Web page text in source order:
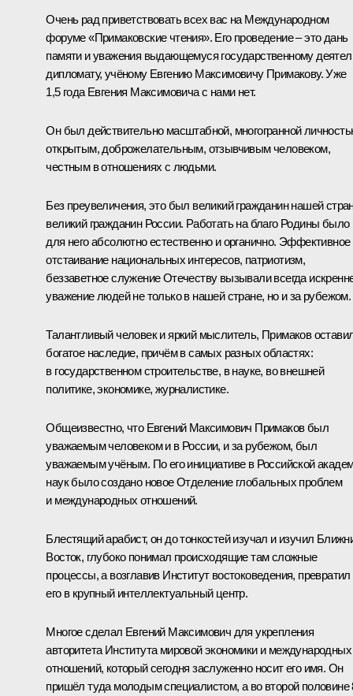
Очень рад приветствовать всех вас на Международном
форуме «Примаковские чтения». Его проведение – это дань
памяти и уважения выдающемуся государственному
дипломату, учёному Евгению Максимовичу Примакову. Уже
1,5 года Евгения Максимовича с нами нет.
Он был действительно масштабной, многогранной
открытым, доброжелательным, отзывчивым человеком,
честным в отношениях с людьми.
Без преувеличения, это был великий гражданин нашей
великий гражданин России. Работать на благо Родины было
для него абсолютно естественно и органично. Эффективное
отстаивание национальных интересов, патриотизм,
беззаветное служение Отечеству вызывали всегда
уважение людей не только в нашей стране, но и за рубежом.
Талантливый человек и яркий мыслитель, Примаков
богатое наследие, причём в самых разных областях:
в государственном строительстве, в науке, во внешней
политике, экономике, журналистике.
Общеизвестно, что Евгений Максимович Примаков был
уважаемым человеком и в России, и за рубежом, был
уважаемым учёным. По его инициативе в Российской
наук было создано новое Отделение глобальных проблем
и международных отношений.
Блестящий арабист, он до тонкостей изучал и изучил
Восток, глубоко понимал происходящие там сложные
процессы, а возглавив Институт востоковедения, превратил
его в крупный интеллектуальный центр.
Многое сделал Евгений Максимович для укрепления
авторитета Института мировой экономики и международных
отношений, который сегодня заслуженно носит его имя. Он
пришёл туда молодым специалистом, а во второй половине